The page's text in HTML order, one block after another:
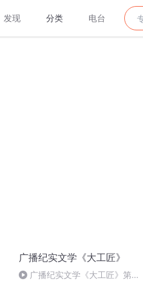
发现 分类 电台
广播纪实文学《大工匠》
广播纪实文学《大工匠》第四